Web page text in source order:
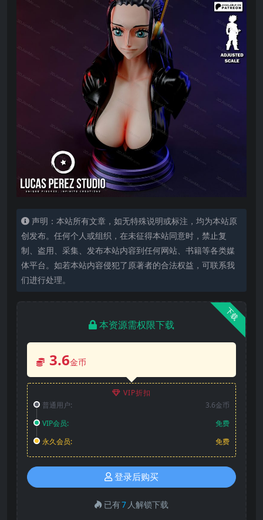
声明：本站所有文章，如无特殊说明或标注，均为本站原
创发布。任何个人或组织，在未征得本站同意时，禁止复
制、盗用、采集、发布本站内容到任何网站、书籍等各类媒
体平台。如若本站内容侵犯了原著者的合法权益，可联系我
们进行处理。
下载
本资源需权限下载
3.6金币
VIP折扣
普通用户:
3.6金币
VIP会员:
免费
永久会员:
免费
登录后购买
已有7 人解锁下载